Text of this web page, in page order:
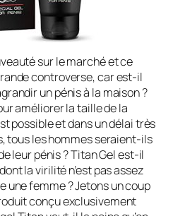
sur le marché et ce
controverse, car est-il
un pénis à la maison ?
améliorer la taille de la
possible et dans un délai très
tous les hommes seraient-ils
leur pénis ? Titan Gel est-il
la virilité n’est pas assez
une femme ? Jetons un coup
conçu exclusivement